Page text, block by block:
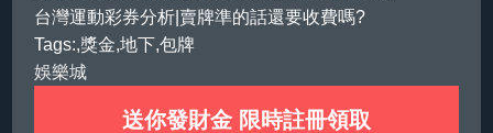
台灣運動彩券分析|賣牌準的話還要收費嗎?
Tags:,獎金,地下,包牌
娛樂城
送你發財金 限時註冊領取